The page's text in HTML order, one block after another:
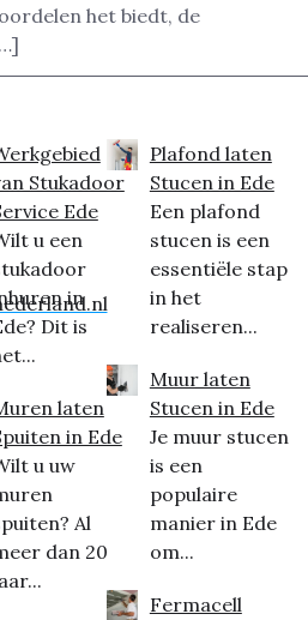
het biedt, de
Stukadoor
Ede
u een
in
Dit is
laten
in Ede
u uw
Al
dan 20
Plafond laten
Stucen in Ede
Een plafond
stucen is een
essentiële stap
in het
realiseren...
Muur laten
Stucen in Ede
Je muur stucen
is een
populaire
manier in Ede
om...
Fermacell